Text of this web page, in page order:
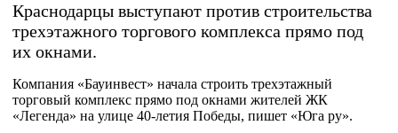
Краснодарцы выступают против строительства
трехэтажного торгового комплекса прямо под
их окнами.
Компания «Бауинвест» начала строить трехэтажный
торговый комплекс прямо под окнами жителей ЖК
«Легенда» на улице 40-летия Победы, пишет «Юга ру».